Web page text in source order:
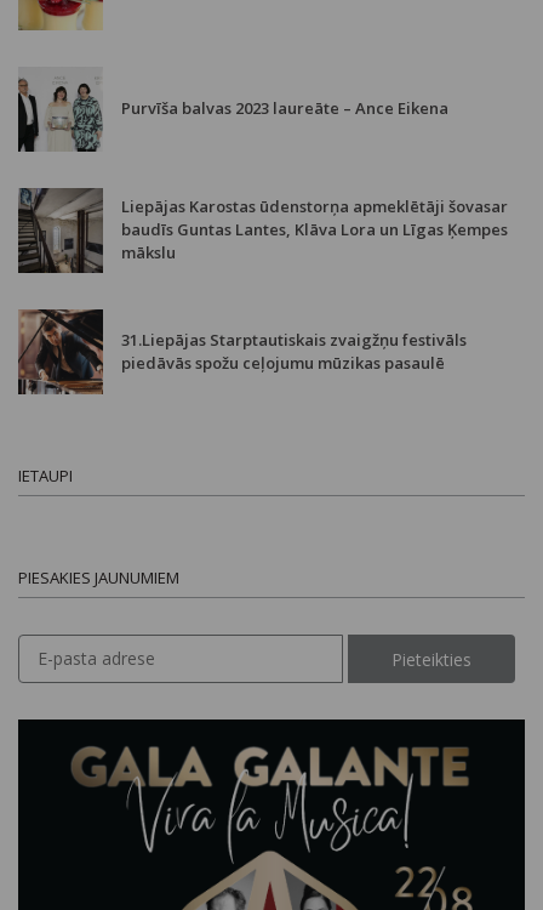
Purvīša balvas 2023 laureāte – Ance Eikena
Liepājas Karostas ūdenstorņa apmeklētāji šovasar
baudīs Guntas Lantes, Klāva Lora un Līgas Ķempes
mākslu
31.Liepājas Starptautiskais zvaigžņu festivāls
piedāvās spožu ceļojumu mūzikas pasaulē
IETAUPI
PIESAKIES JAUNUMIEM
Pieteikties